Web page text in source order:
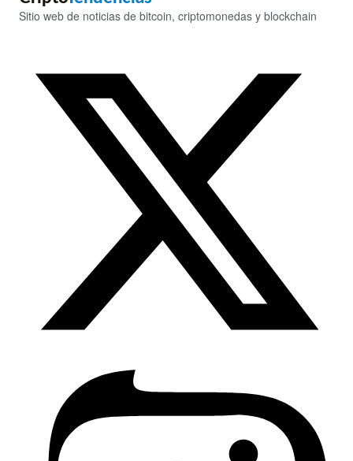
Sitio web de noticias de bitcoin, criptomonedas y blockchain